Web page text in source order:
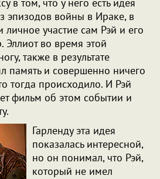
эпизодов войны в Ираке, в
участие сам Рэй и его
Эллиот во время этой
также в результате
память и совершенно ничего
тогда происходило. И Рэй
фильм об этом событии и
Гарленду эта идея
показалась интересной,
но он понимал, что Рэй,
который не имел